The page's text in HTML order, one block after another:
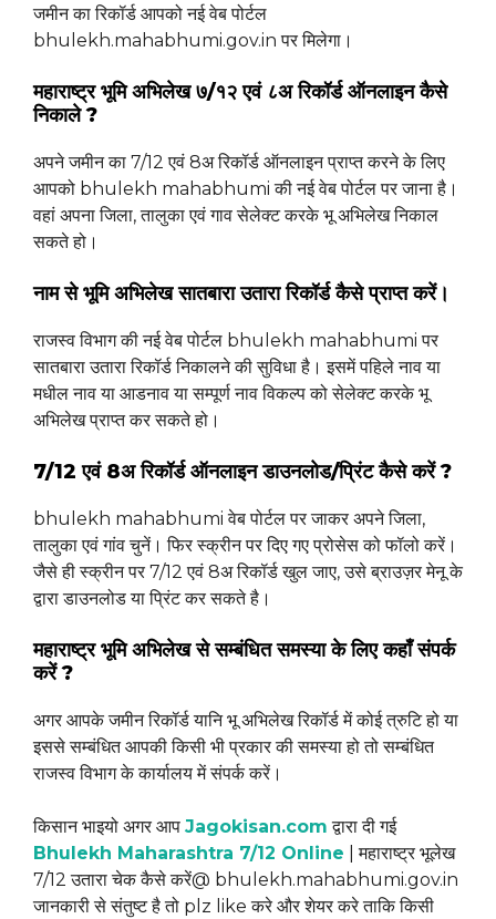
जमीन का रिकॉर्ड आपको नई वेब पोर्टल
bhulekh.mahabhumi.gov.in पर मिलेगा।
महाराष्ट्र भूमि अभिलेख ७/१२ एवं ८अ रिकॉर्ड ऑनलाइन कैसे
निकाले ?
अपने जमीन का 7/12 एवं 8अ रिकॉर्ड ऑनलाइन प्राप्त करने के लिए
आपको bhulekh mahabhumi की नई वेब पोर्टल पर जाना है।
वहां अपना जिला, तालुका एवं गाव सेलेक्ट करके भू अभिलेख निकाल
सकते हो।
नाम से भूमि अभिलेख सातबारा उतारा रिकॉर्ड कैसे प्राप्त करें।
राजस्व विभाग की नई वेब पोर्टल bhulekh mahabhumi पर
सातबारा उतारा रिकॉर्ड निकालने की सुविधा है। इसमें पहिले नाव या
मधील नाव या आडनाव या सम्पूर्ण नाव विकल्प को सेलेक्ट करके भू
अभिलेख प्राप्त कर सकते हो।
7/12 एवं 8अ रिकॉर्ड ऑनलाइन डाउनलोड/प्रिंट कैसे करें ?
bhulekh mahabhumi वेब पोर्टल पर जाकर अपने जिला,
तालुका एवं गांव चुनें। फिर स्क्रीन पर दिए गए प्रोसेस को फॉलो करें।
जैसे ही स्क्रीन पर 7/12 एवं 8अ रिकॉर्ड खुल जाए, उसे ब्राउज़र मेनू के
द्वारा डाउनलोड या प्रिंट कर सकते है।
महाराष्ट्र भूमि अभिलेख से सम्बंधित समस्या के लिए कहाँ संपर्क
करें ?
अगर आपके जमीन रिकॉर्ड यानि भू अभिलेख रिकॉर्ड में कोई त्रुटि हो या
इससे सम्बंधित आपकी किसी भी प्रकार की समस्या हो तो सम्बंधित
राजस्व विभाग के कार्यालय में संपर्क करें।
किसान भाइयो अगर आप Jagokisan.com द्वारा दी गई
Bhulekh Maharashtra 7/12 Online | महाराष्ट्र भूलेख
7/12 उतारा चेक कैसे करें@ bhulekh.mahabhumi.gov.in
जानकारी से संतुष्ट है तो plz like करे और शेयर करे ताकि किसी